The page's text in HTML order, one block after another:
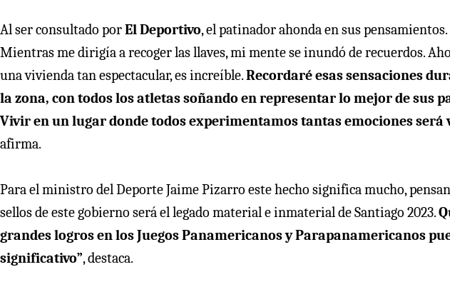
Al ser consultado porEl Deportivo, el patinador ahonda en sus
Mientras me dirigía a recoger las llaves, mi mente se inundó de recuerdos.
una vivienda tan espectacular, es increíble.Recordaré esas sensaciones
la zona, con todos los atletas soñando en representar lo mejor de sus
Vivir en un lugar donde todos experimentamos tantas emociones será
afirma.
Para el ministro del Deporte Jaime Pizarro este hecho significa mucho,
sellos de este gobierno será el legado material e inmaterial de Santiago 2023.
grandes logros en los Juegos Panamericanos y Parapanamericanos
significativo”, destaca.